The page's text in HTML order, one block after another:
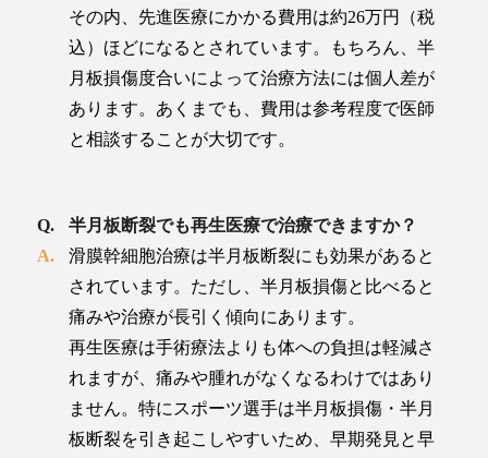
その内、先進医療にかかる費用は約26万円（税
込）ほどになるとされています。もちろん、半
月板損傷度合いによって治療方法には個人差が
あります。あくまでも、費用は参考程度で医師
と相談することが大切です。
半月板断裂でも再生医療で治療できますか？
滑膜幹細胞治療は半月板断裂にも効果があると
されています。ただし、半月板損傷と比べると
痛みや治療が長引く傾向にあります。
再生医療は手術療法よりも体への負担は軽減さ
れますが、痛みや腫れがなくなるわけではあり
ません。特にスポーツ選手は半月板損傷・半月
板断裂を引き起こしやすいため、早期発見と早